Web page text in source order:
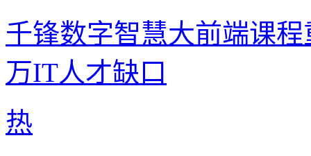
千锋数字智慧大前端课
万IT人才缺口
热